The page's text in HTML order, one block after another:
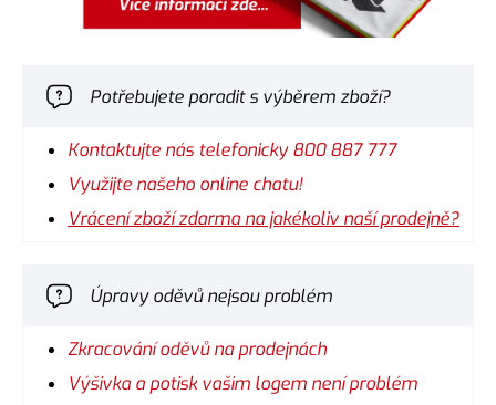
Potřebujete poradit s výběrem zboží?
Kontaktujte nás telefonicky 800 887 777
Využijte našeho online chatu!
Vrácení zboží zdarma na jakékoliv naší prodejně?
Úpravy oděvů nejsou problém
Zkracování oděvů na prodejnách
Výšivka a potisk vašim logem není problém